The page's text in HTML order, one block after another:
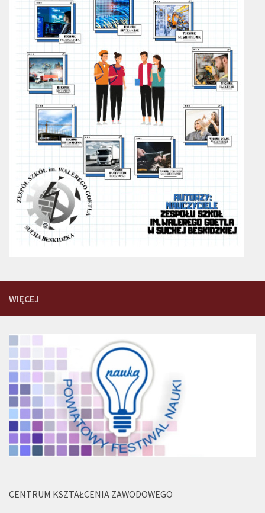
WIĘCEJ
CENTRUM KSZTAŁCENIA ZAWODOWEGO